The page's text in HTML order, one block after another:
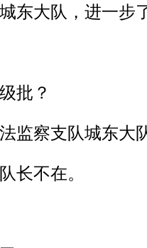
东大队，进一步
批？
察支队城东大
不在。